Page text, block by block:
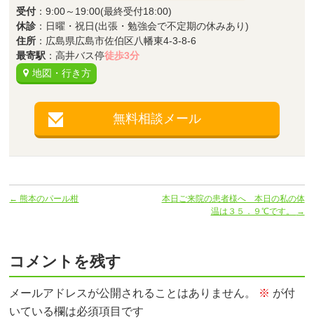
受付 ：9:00～19:00(最終受付18:00)
休診 ：日曜・祝日(出張・勉強会で不定期の休みあり)
住所 ：広島県広島市佐伯区八幡東4-3-8-6
最寄駅 ：高井バス停徒歩3分
地図・行き方
無料相談メール
← 熊本のパール柑
本日ご来院の患者様へ 本日の私の体
温は３５．９℃です。
→
コメントを残す
メールアドレスが公開されることはありません。 ※ が付
いている欄は必須項目です